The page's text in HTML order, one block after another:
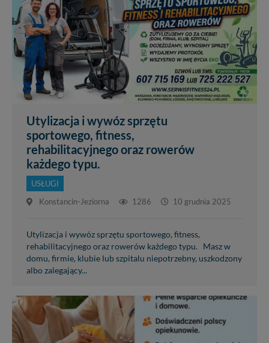
Utylizacja i wywóz sprzętu
sportowego, fitness,
rehabilitacyjnego oraz rowerów
każdego typu.
USŁUGI
Konstancin-Jeziorna
1286 10 grudnia 2025
Utylizacja i wywóz sprzętu sportowego, fitness,
rehabilitacyjnego oraz rowerów każdego typu. Masz w
domu, firmie, klubie lub szpitalu niepotrzebny, uszkodzony
albo zalegający...